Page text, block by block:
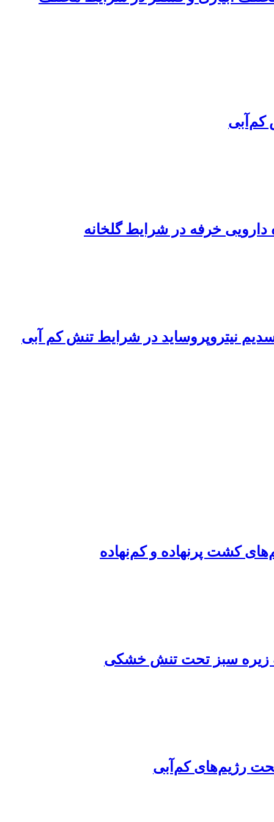
کم‌آبی
دارویی خرفه در شرایط گلخانه
سدیم نیتروپروساید در شرایط تنش کم آبی
کشت پرنهاده و کم‌نهاده
زیره سبز تحت تنش خشکی
رژیم‌های کم‌آبی